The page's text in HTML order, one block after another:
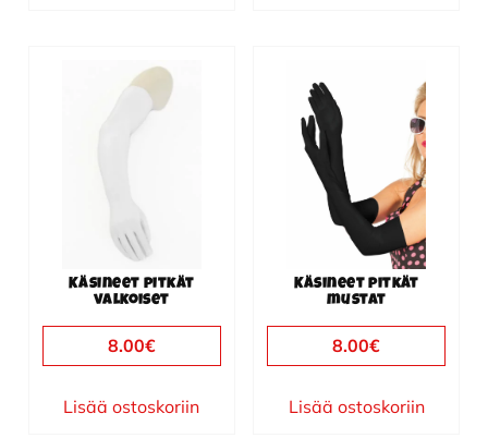
Käsineet pitkät
valkoiset
8.00€
Lisää ostoskoriin
Käsineet pitkät
mustat
8.00€
Lisää ostoskoriin